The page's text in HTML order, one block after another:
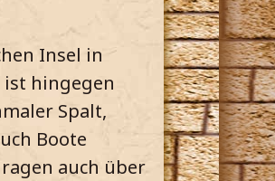
Insel in
ist hingegen
Spalt,
Boote
auch über